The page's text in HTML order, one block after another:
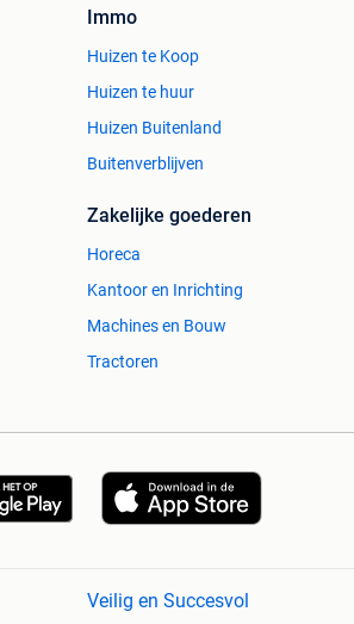
Immo
Huizen te Koop
Huizen te huur
Huizen Buitenland
Buitenverblijven
Zakelijke goederen
Horeca
Kantoor en Inrichting
Machines en Bouw
Tractoren
Veilig en Succesvol